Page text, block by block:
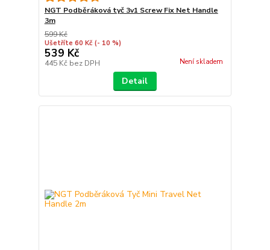
NGT Podběráková tyč 3v1 Screw Fix Net Handle
3m
599 Kč
Ušetříte 60 Kč (- 10 %)
539 Kč
445 Kč bez DPH Není skladem
Detail